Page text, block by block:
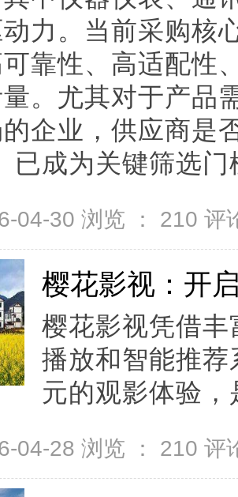
力。当前采购核
靠性、高适配性
。尤其对于产品
企业，供应商是
已成为关键筛选
04-30 浏览 ： 210 评
樱花影视：开
樱花影视凭借
播放和智能推
元的观影体验
04-28 浏览 ： 210 评